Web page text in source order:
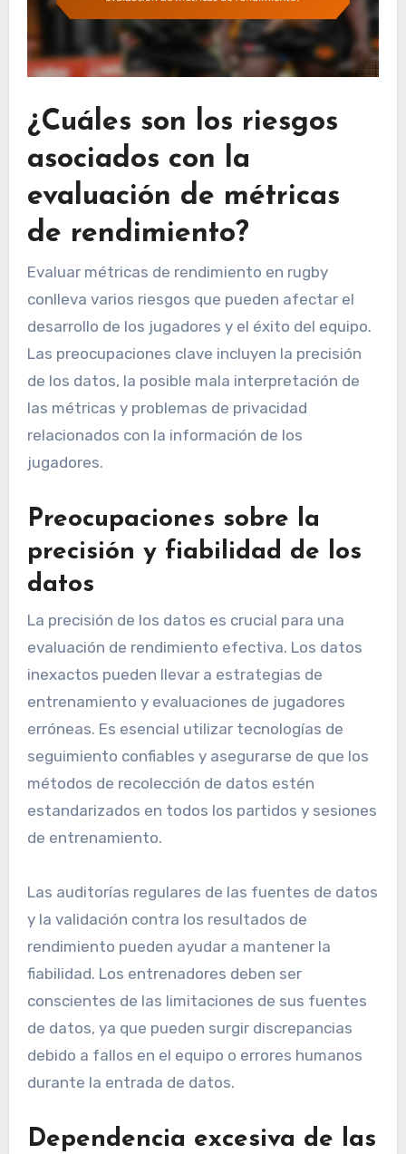
¿Cuáles son los riesgos
asociados con la
evaluación de métricas
de rendimiento?
Evaluar métricas de rendimiento en rugby
conlleva varios riesgos que pueden afectar el
desarrollo de los jugadores y el éxito del equipo.
Las preocupaciones clave incluyen la precisión
de los datos, la posible mala interpretación de
las métricas y problemas de privacidad
relacionados con la información de los
jugadores.
Preocupaciones sobre la
precisión y fiabilidad de los
datos
La precisión de los datos es crucial para una
evaluación de rendimiento efectiva. Los datos
inexactos pueden llevar a estrategias de
entrenamiento y evaluaciones de jugadores
erróneas. Es esencial utilizar tecnologías de
seguimiento confiables y asegurarse de que los
métodos de recolección de datos estén
estandarizados en todos los partidos y sesiones
de entrenamiento.
Las auditorías regulares de las fuentes de datos
y la validación contra los resultados de
rendimiento pueden ayudar a mantener la
fiabilidad. Los entrenadores deben ser
conscientes de las limitaciones de sus fuentes
de datos, ya que pueden surgir discrepancias
debido a fallos en el equipo o errores humanos
durante la entrada de datos.
Dependencia excesiva de las